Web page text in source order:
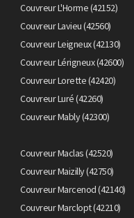
Couvreur L'Horme (42152)
Couvreur Lavieu (42560)
Couvreur Leigneux (42130)
Couvreur Lérigneux (42600)
Couvreur Lorette (42420)
Couvreur Luré (42260)
Couvreur Mably (42300)
Couvreur Maclas (42520)
Couvreur Maizilly (42750)
Couvreur Marcenod (42140)
Couvreur Marclopt (42210)